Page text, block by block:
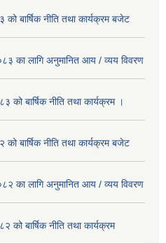
बार्षिक नीति तथा कार्यक्रम बजेट
का लागि अनुमानित आय / व्यय विवरण
को बार्षिक नीति तथा कार्यक्रम ।
बार्षिक नीति तथा कार्यक्रम बजेट
का लागि अनुमानित आय / व्यय विवरण
को बार्षिक नीति तथा कार्यक्रम